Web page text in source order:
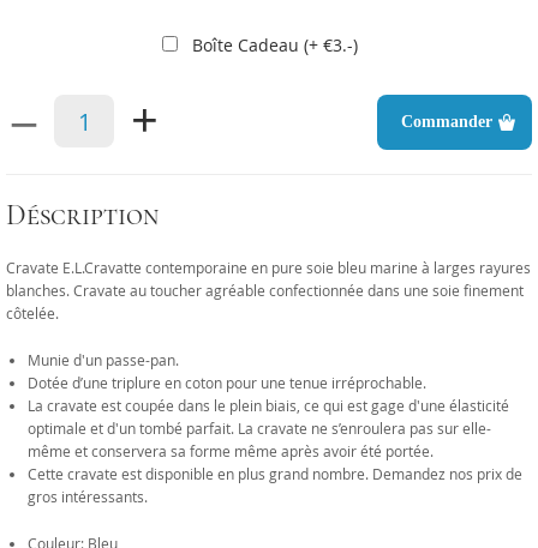
Boîte Cadeau (+ €3.-)
– + Commander
Déscription
Cravate E.L.Cravatte contemporaine en pure soie bleu marine à larges rayures
blanches. Cravate au toucher agréable confectionnée dans une soie finement
côtelée.
Munie d'un passe-pan.
Dotée d’une triplure en coton pour une tenue irréprochable.
La cravate est coupée dans le plein biais, ce qui est gage d'une élasticité
optimale et d'un tombé parfait. La cravate ne s’enroulera pas sur elle-
même et conservera sa forme même après avoir été portée.
Cette cravate est disponible en plus grand nombre. Demandez nos prix de
gros intéressants.
Couleur: Bleu